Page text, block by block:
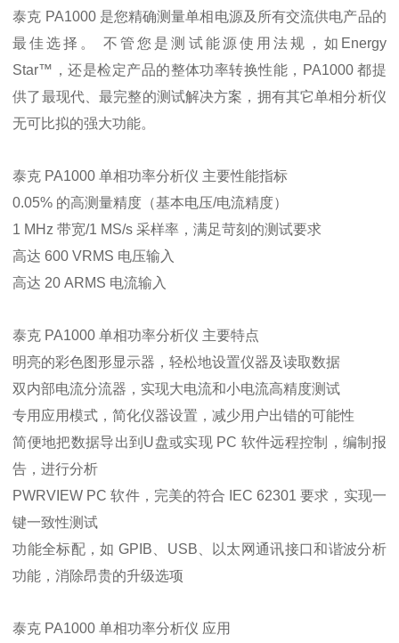
泰克 PA1000 是您精确测量单相电源及所有交流供电产品的
最佳选择。 不管您是测试能源使用法规，如Energy
Star™，还是检定产品的整体功率转换性能，PA1000 都提
供了最现代、最完整的测试解决方案，拥有其它单相分析仪
无可比拟的强大功能。
泰克 PA1000 单相功率分析仪 主要性能指标
0.05% 的高测量精度（基本电压/电流精度）
1 MHz 带宽/1 MS/s 采样率，满足苛刻的测试要求
高达 600 VRMS 电压输入
高达 20 ARMS 电流输入
泰克 PA1000 单相功率分析仪 主要特点
明亮的彩色图形显示器，轻松地设置仪器及读取数据
双内部电流分流器，实现大电流和小电流高精度测试
专用应用模式，简化仪器设置，减少用户出错的可能性
简便地把数据导出到U盘或实现 PC 软件远程控制，编制报
告，进行分析
PWRVIEW PC 软件，完美的符合 IEC 62301 要求，实现一
键一致性测试
功能全标配，如 GPIB、USB、以太网通讯接口和谐波分析
功能，消除昂贵的升级选项
泰克 PA1000 单相功率分析仪 应用